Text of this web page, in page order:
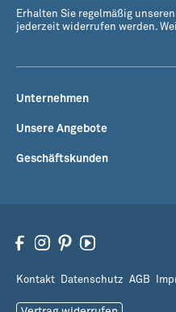
Unternehmen
Unsere Angebote
Geschäftskunden
Erhalten Sie regelmäßig
jederzeit widerrufen werden.
Kontakt Datenschutz AGB